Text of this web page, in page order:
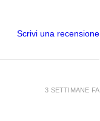
Scrivi una recensione
3 SETTIMANE FA